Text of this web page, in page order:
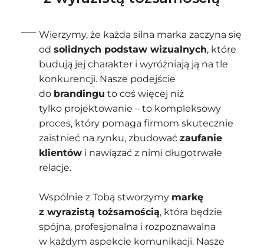
Wierzymy, że każda silna marka zaczyna się
od solidnych podstaw wizualnych, które
budują jej charakter i wyróżniają ją na tle
konkurencji. Nasze podejście
do brandingu to coś więcej niż
tylko projektowanie – to kompleksowy
proces, który pomaga firmom skutecznie
zaistnieć na rynku, zbudować zaufanie
klientówi nawiązać z nimi długotrwałe
relacje.
Wspólnie z Tobą stworzymy markę
z wyrazistą tożsamością, która będzie
spójna, profesjonalna i rozpoznawalna
w każdym aspekcie komunikacji. Nasze